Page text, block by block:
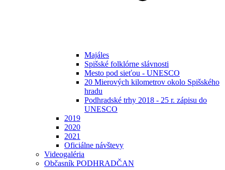
Majáles
Spišské folklórne slávnosti
Mesto pod sieťou - UNESCO
20 Mierových kilometrov okolo Spišského
hradu
Podhradské trhy 2018 - 25 r. zápisu do
UNESCO
2019
2020
2021
Oficiálne návštevy
Videogaléria
Občasník PODHRADČAN